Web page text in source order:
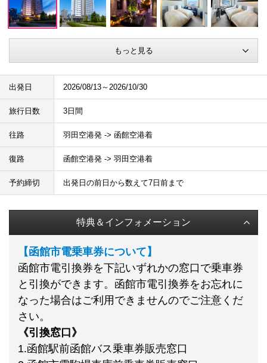
もっと見る
出発日 2026/08/13～2026/10/30
旅行日数 3日間
往路 羽田空港発 -> 函館空港着
復路 函館空港発 -> 羽田空港着
予約締切 出発日の前日から数えて7日前まで
特典＆インフォメーション
【函館市電乗車券について 】
函館市電引換券を下記いずれかの窓口で乗車券
と引換ができます。函館市電引換券をお忘れに
なった場合はご利用できませんのでご注意くだ
さい。
《引換窓口》
1.函館駅前函館バス乗車券販売窓口